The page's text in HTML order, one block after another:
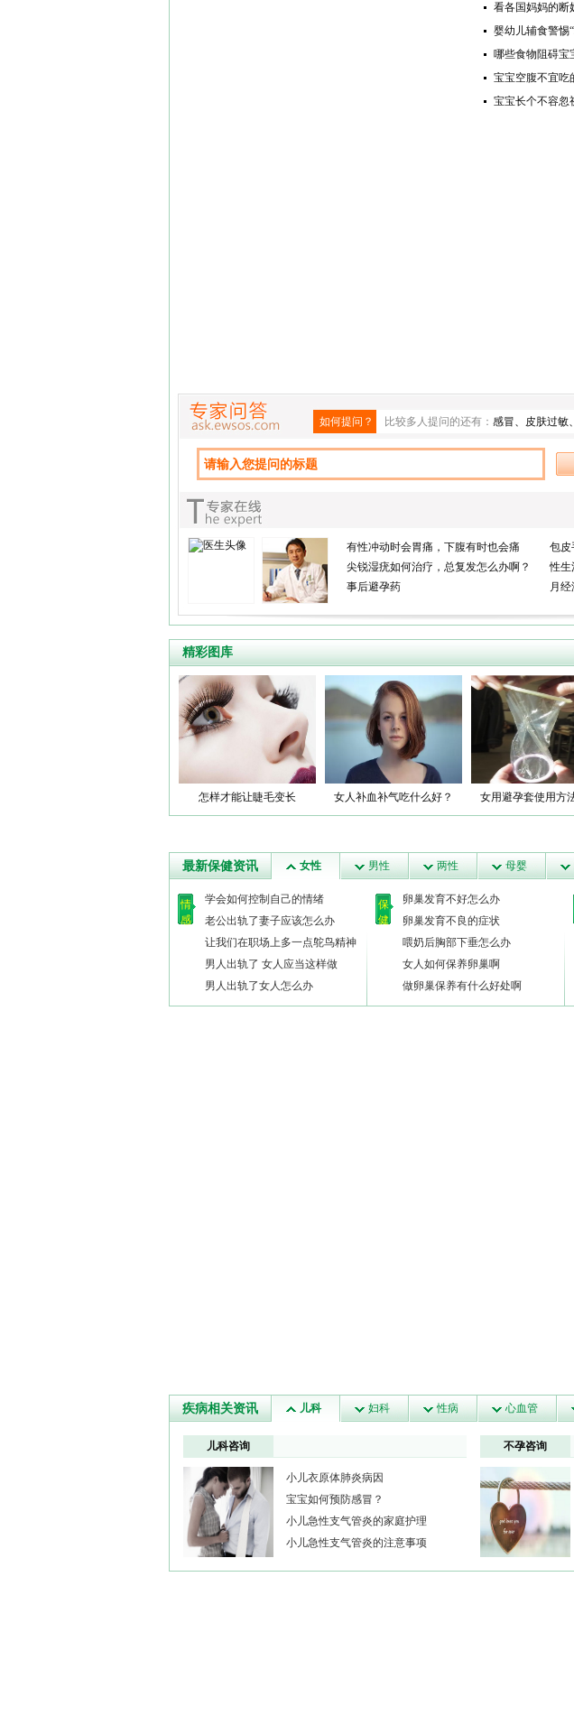
看各国妈妈的断
婴幼儿辅食警惕
哪些食物阻碍宝
宝宝空腹不宜吃
宝宝长个不容忽
如何提问？ 比较多人提问的还有： 感冒、 皮肤过敏、
有性冲动时会胃痛，下腹有时也会痛
包皮
尖锐湿疣如何治疗，总复发怎么办啊？
性生
事后避孕药
月
精彩图库
怎样才能让睫毛变长 女人补血补气吃什么好？ 女用避孕套使用方
最新保健资讯 女性 男性 两性 母婴
情
感
学会如何控制自己的情绪
老公出轨了妻子应该怎么办
让我们在职场上多一点鸵鸟精神
男人出轨了 女人应当这样做
男人出轨了女人怎么办
保
健
卵巢发育不好怎么办
卵巢发育不良的症状
喂奶后胸部下垂怎么办
女人如何保养卵巢啊
做卵巢保养有什么好处啊
疾病相关资讯 儿科 妇科 性病 心血管
儿科咨询
小儿衣原体肺炎病因
宝宝如何预防感冒？
小儿急性支气管炎的家庭护理
小儿急性支气管炎的注意事项
不孕咨询